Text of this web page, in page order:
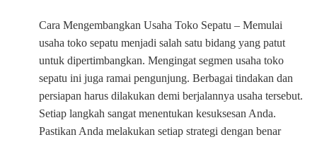
Cara Mengembangkan Usaha Toko Sepatu – Memulai
usaha toko sepatu menjadi salah satu bidang yang patut
untuk dipertimbangkan. Mengingat segmen usaha toko
sepatu ini juga ramai pengunjung. Berbagai tindakan dan
persiapan harus dilakukan demi berjalannya usaha tersebut.
Setiap langkah sangat menentukan kesuksesan Anda.
Pastikan Anda melakukan setiap strategi dengan benar